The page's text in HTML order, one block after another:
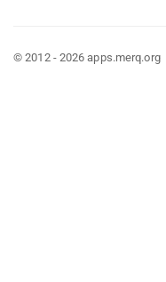
© 2012 - 2026 apps.merq.org